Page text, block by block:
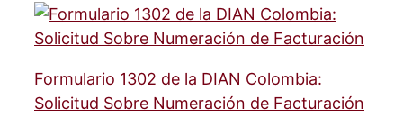
Formulario 1302 de la DIAN Colombia:
Solicitud Sobre Numeración de Facturación